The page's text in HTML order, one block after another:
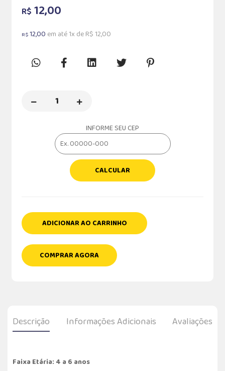
R$ 12,00
R$12,00 em até 1x de R$ 12,00
INFORME SEU CEP
CALCULAR
ADICIONAR AO CARRINHO
COMPRAR AGORA
Descrição Informações Adicionais Avaliações
Faixa Etária: 4 a 6 anos